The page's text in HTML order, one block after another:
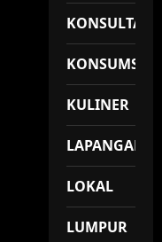
KONSULTASI
KONSUMSI
KULINER
LAPANGAN
LOKAL
LUMPUR